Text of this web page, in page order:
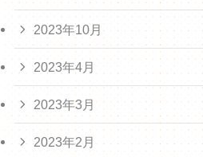
2023年10月
2023年4月
2023年3月
2023年2月